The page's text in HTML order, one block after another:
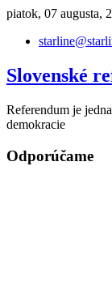
Skip
content
piatok, 07 augusta,
Slovenské
Referendum je
demokracie
Odporúčame